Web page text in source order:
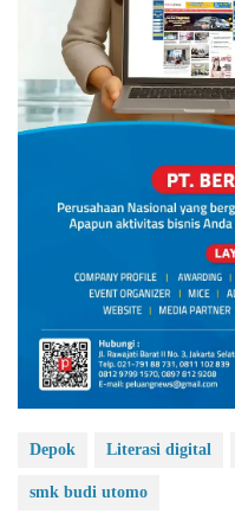
Depok Literasi digital
smk budi utomo